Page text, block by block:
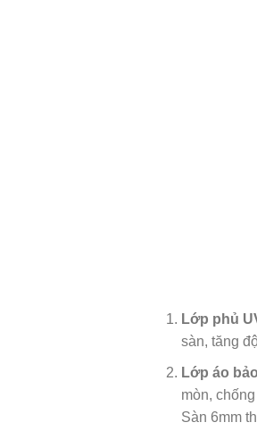
Lớp phủ
sàn, tăng
Lớp áo
mòn,
Sàn 6mm